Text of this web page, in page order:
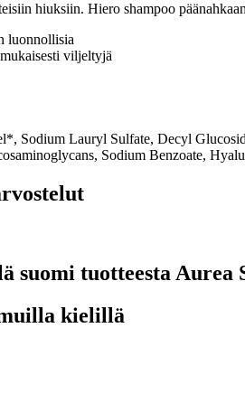
hiuksiin. Hiero shampoo
luonnollisia
viljeltyjä
Sodium Lauryl Sulfate, Decyl
Sodium Benzoate,
tuotteesta Aurea
kielillä